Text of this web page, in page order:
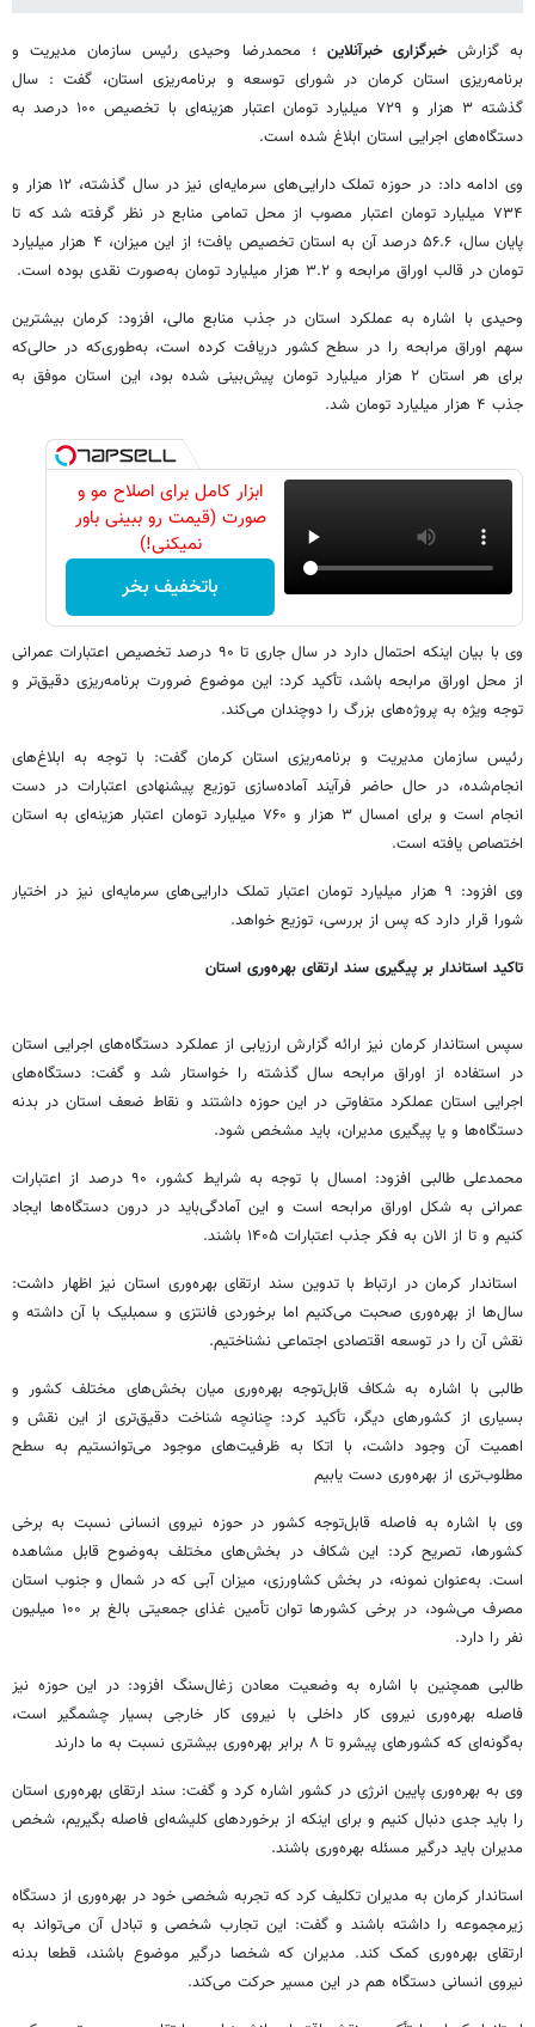
به گزارشخبرگزاری خبرآنلاین ؛ محمدرضا وحیدی رئیس سازمان مدیریت و
برنامه‌ریزی استان کرمان در شورای توسعه و برنامه‌ریزی استان، گفت : سال
گذشته ۳ هزار و ۷۲۹ میلیارد تومان اعتبار هزینه‌ای با تخصیص ۱۰۰ درصد به
دستگاه‌های اجرایی استان ابلاغ شده است.
وی ادامه داد: در حوزه تملک دارایی‌های سرمایه‌ای نیز در سال گذشته، ۱۲ هزار و
۷۳۴ میلیارد تومان اعتبار مصوب از محل تمامی منابع در نظر گرفته شد که تا
پایان سال، ۵۶.۶ درصد آن به استان تخصیص یافت؛ از این میزان، ۴ هزار میلیارد
تومان در قالب اوراق مرابحه و ۳.۲ هزار میلیارد تومان به‌صورت نقدی بوده است.
وحیدی با اشاره به عملکرد استان در جذب منابع مالی، افزود: کرمان بیشترین
سهم اوراق مرابحه را در سطح کشور دریافت کرده است، به‌طوری‌که در حالی‌که
برای هر استان ۲ هزار میلیارد تومان پیش‌بینی شده بود، این استان موفق به
جذب ۴ هزار میلیارد تومان شد.
ابزار کامل برای اصلاح مو و
صورت (قیمت رو ببینی باور
نمیکنی!)
باتخفیف بخر
وی با بیان اینکه احتمال دارد در سال جاری تا ۹۰ درصد تخصیص اعتبارات عمرانی
از محل اوراق مرابحه باشد، تأکید کرد: این موضوع ضرورت برنامه‌ریزی دقیق‌تر و
توجه ویژه به پروژه‌های بزرگ را دوچندان می‌کند.
رئیس سازمان مدیریت و برنامه‌ریزی استان کرمان گفت: با توجه به ابلاغ‌های
انجام‌شده، در حال حاضر فرآیند آماده‌سازی توزیع پیشنهادی اعتبارات در دست
انجام است و برای امسال ۳ هزار و ۷۶۰ میلیارد تومان اعتبار هزینه‌ای به استان
اختصاص یافته است.
وی افزود: ۹ هزار میلیارد تومان اعتبار تملک دارایی‌های سرمایه‌ای نیز در اختیار
شورا قرار دارد که پس از بررسی، توزیع خواهد.
تاکید استاندار بر پیگیری سند ارتقای بهره‌وری استان
سپس استاندار کرمان نیز ارائه گزارش ارزیابی از عملکرد دستگاه‌های اجرایی استان
در استفاده از اوراق مرابحه سال گذشته را خواستار شد و گفت: دستگاه‌های
اجرایی استان عملکرد متفاوتی در این حوزه داشتند و نقاط ضعف استان در بدنه
دستگاه‌ها و یا پیگیری مدیران، باید مشخص شود.
محمدعلی طالبی افزود: امسال با توجه به شرایط کشور، ۹۰ درصد از اعتبارات
عمرانی به شکل اوراق مرابحه است و این آمادگی‌باید در درون دستگاه‌ها ایجاد
کنیم و تا از الان به فکر جذب اعتبارات ۱۴۰۵ باشند.
استاندار کرمان در ارتباط با تدوین سند ارتقای بهره‌وری استان نیز اظهار داشت:
سال‌ها از بهره‌وری صحبت می‌کنیم اما برخوردی فانتزی و سمبلیک با آن داشته و
نقش آن را در توسعه اقتصادی اجتماعی نشناختیم.
طالبی با اشاره به شکاف قابل‌توجه بهره‌وری میان بخش‌های مختلف کشور و
بسیاری از کشورهای دیگر، تأکید کرد: چنانچه شناخت دقیق‌تری از این نقش و
اهمیت آن وجود داشت، با اتکا به ظرفیت‌های موجود می‌توانستیم به سطح
مطلوب‌تری از بهره‌وری دست یابیم
وی با اشاره به فاصله قابل‌توجه کشور در حوزه نیروی انسانی نسبت به برخی
کشورها، تصریح کرد: این شکاف در بخش‌های مختلف به‌وضوح قابل مشاهده
است. به‌عنوان نمونه، در بخش کشاورزی، میزان آبی که در شمال و جنوب استان
مصرف می‌شود، در برخی کشورها توان تأمین غذای جمعیتی بالغ بر ۱۰۰ میلیون
نفر را دارد.
طالبی همچنین با اشاره به وضعیت معادن زغال‌سنگ افزود: در این حوزه نیز
فاصله بهره‌وری نیروی کار داخلی با نیروی کار خارجی بسیار چشمگیر است،
به‌گونه‌ای که کشورهای پیشرو تا ۸ برابر بهره‌وری بیشتری نسبت به ما دارند
وی به بهره‌وری پایین انرژی در کشور اشاره کرد و گفت: سند ارتقای بهره‌وری استان
را باید جدی دنبال کنیم و برای اینکه از برخوردهای کلیشه‌ای فاصله بگیریم، شخص
مدیران باید درگیر مسئله بهره‌وری باشند.
استاندار کرمان به مدیران تکلیف کرد که تجربه شخصی خود در بهره‌وری از دستگاه
زیرمجموعه را داشته باشند و گفت: این تجارب شخصی و تبادل آن می‌تواند به
ارتقای بهره‌وری کمک کند. مدیران که شخصا درگیر موضوع باشند، قطعا بدنه
نیروی انسانی دستگاه‌ هم در این مسیر حرکت می‌کند.